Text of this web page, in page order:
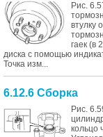
Рис.
втулку
гаек (в
диска с помощью
Точка изм...
6.12.6 Сборка
Рис.
кольцо